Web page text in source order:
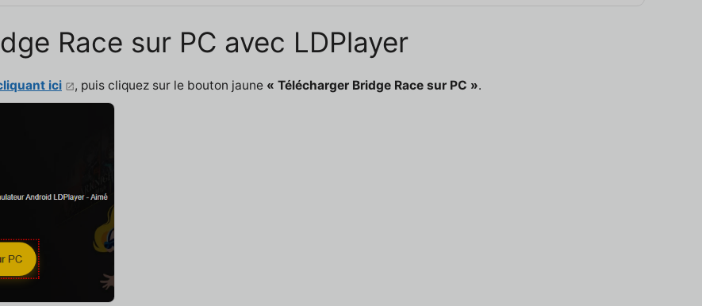
Race sur PC avec LDPlayer
ici , puis cliquez sur le bouton jaune « Télécharger Bridge Race sur PC ».